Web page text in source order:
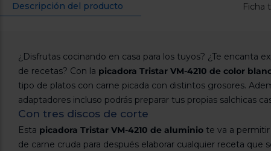
Descripción del producto Ficha
¿Disfrutas cocinando en casa para los tuyos? ¿Te encanta
de recetas? Con la picadora Tristar VM-4210 de color
tipo de platos con carne picada con distintos grosores.
adaptadores incluso podrás preparar tus propias salchicas
Con tres discos de corte
Esta picadora Tristar VM-4210 de aluminio te va a
de carne cruda para después elaborar cualquier receta que